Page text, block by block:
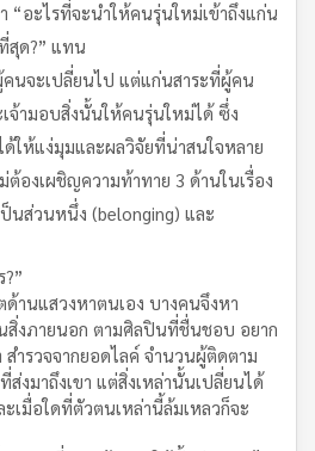
“อะไรที่จะนำให้คนรุ่นใหม่เข้าถึงแก่น
สุด?” แทน
คนจะเปลี่ยนไป แต่แก่นสาระที่ผู้คน
จ้ามอบสิ่งนั้นให้คนรุ่นใหม่ได้ ซึ่ง
ให้แง่มุมและผลวิจัยที่น่าสนใจหลาย
ต้องเผชิญความท้าทาย 3 ด้านในเรื่อง
นส่วนหนึ่ง (belonging) และ
านแสวงหาตนเอง บางคนจึงหา
สิ่งภายนอก ตามศิลปินที่ชื่นชอบ อยาก
ำรวจจากยอดไลค์ จำนวนผู้ติดตาม
งมาถึงเขา แต่สิ่งเหล่านั้นเปลี่ยนได้
เมื่อใดที่ตัวตนเหล่านี้ล้มเหลวก็จะ